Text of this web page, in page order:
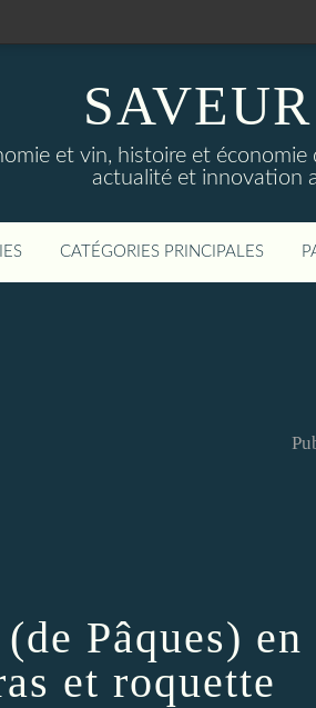
et vin, histoire et
actualité et innovation
CATÉGORIES PRINCIPALES
Pâques)
et roquette